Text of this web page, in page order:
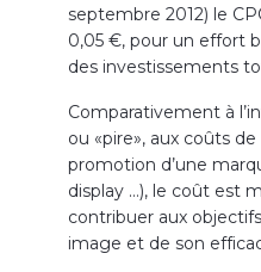
septembre 2012) le
0,05 €, pour un effort
des investissements
Comparativement à
ou «pire», aux coûts
promotion d’une
display …), le coût est
contribuer aux
image et de son